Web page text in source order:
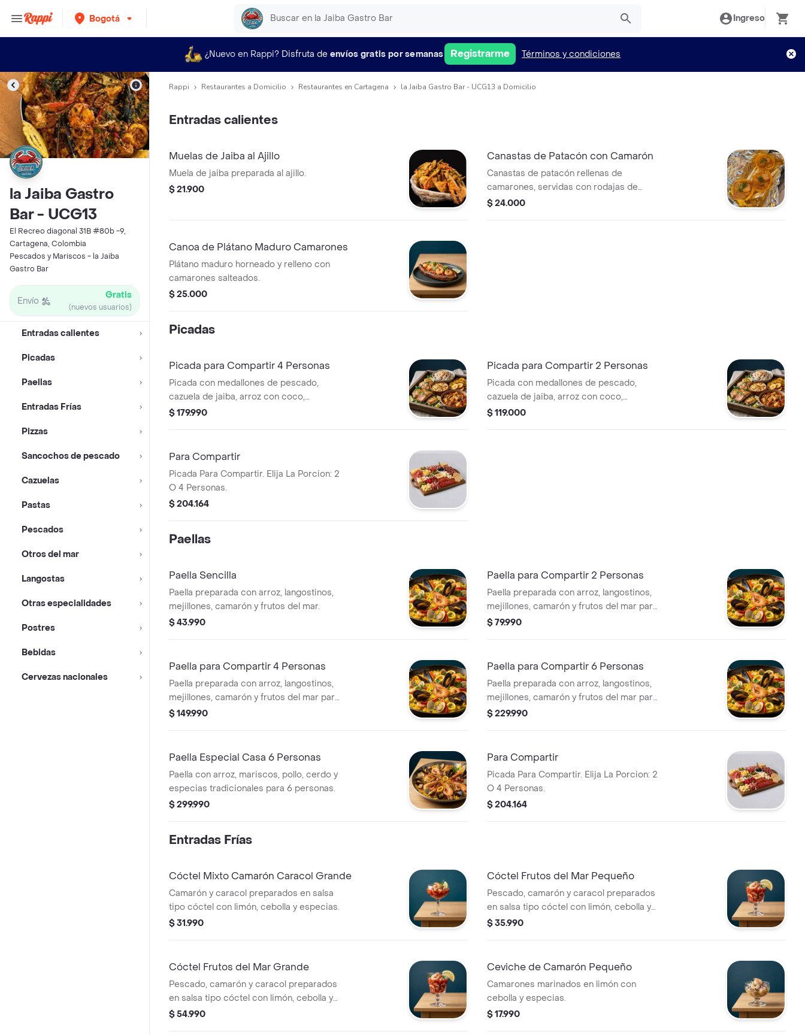
Bogotá Ingreso
¿Nuevo en Rappi? Disfruta de envíos gratis por semanas Registrarme Términos y condiciones
la Jaiba Gastro
Bar - UCG13
El Recreo diagonal 31B #80b -9,
Cartagena, Colombia
Pescados y Mariscos - la Jaiba
Gastro Bar
Envío Gratis
(nuevos usuarios)
Entradas calientes
Picadas
Paellas
Entradas Frías
Pizzas
Sancochos de pescado
Cazuelas
Pastas
Pescados
Otros del mar
Langostas
Otras especialidades
Postres
Bebidas
Cervezas nacionales
Rappi Restaurantes a Domicilio Restaurantes en Cartagena la Jaiba Gastro Bar - UCG13 a Domicilio
Entradas calientes
Muelas de Jaiba al Ajillo
Muela de jaiba preparada al ajillo.
$ 21.900
Canastas de Patacón con Camarón
Canastas de patacón rellenas de
camarones, servidas con rodajas de
limón.
$ 24.000
Canoa de Plátano Maduro Camarones
Plátano maduro horneado y relleno con
camarones salteados.
$ 25.000
Picadas
Picada para Compartir 4 Personas
Picada con medallones de pescado,
cazuela de jaiba, arroz con coco,
patacones y caracol con guiso criollo
$ 179.990
Picada para Compartir 2 Personas
Picada con medallones de pescado,
cazuela de jaiba, arroz con coco,
patacones y caracol con guiso criollo
$ 119.000
Para Compartir
Picada Para Compartir. Elija La Porcion: 2
O 4 Personas.
$ 204.164
Paellas
Paella Sencilla
Paella preparada con arroz, langostinos,
mejillones, camarón y frutos del mar.
$ 43.990
Paella para Compartir 2 Personas
Paella preparada con arroz, langostinos,
mejillones, camarón y frutos del mar para
2 personas.
$ 79.990
Paella para Compartir 4 Personas
Paella preparada con arroz, langostinos,
mejillones, camarón y frutos del mar para
4 personas.
$ 149.990
Paella para Compartir 6 Personas
Paella preparada con arroz, langostinos,
mejillones, camarón y frutos del mar para
6 personas.
$ 229.990
Paella Especial Casa 6 Personas
Paella con arroz, mariscos, pollo, cerdo y
especias tradicionales para 6 personas.
$ 299.990
Para Compartir
Picada Para Compartir. Elija La Porcion: 2
O 4 Personas.
$ 204.164
Entradas Frías
Cóctel Mixto Camarón Caracol Grande
Camarón y caracol preparados en salsa
tipo cóctel con limón, cebolla y especias.
$ 31.990
Cóctel Frutos del Mar Pequeño
Pescado, camarón y caracol preparados
en salsa tipo cóctel con limón, cebolla y
especias.
$ 35.990
Cóctel Frutos del Mar Grande
Pescado, camarón y caracol preparados
en salsa tipo cóctel con limón, cebolla y
especias.
$ 54.990
Ceviche de Camarón Pequeño
Camarones marinados en limón con
cebolla y especias.
$ 17.990